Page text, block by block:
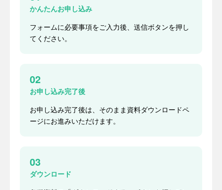
かんたんお申し込み
フォームに必要事項をご入力後、送信ボタンを押し
てください。
02
お申し込み完了後
お申し込み完了後は、そのまま資料ダウンロードペ
ージにお進みいただけます。
03
ダウンロード